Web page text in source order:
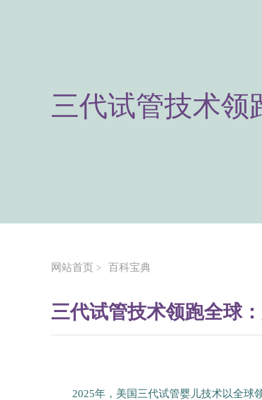
三代试管技术领
网站首页 > 百科宝典
三代试管技术领跑全球
2025年，美国三代试管婴儿技术以全球